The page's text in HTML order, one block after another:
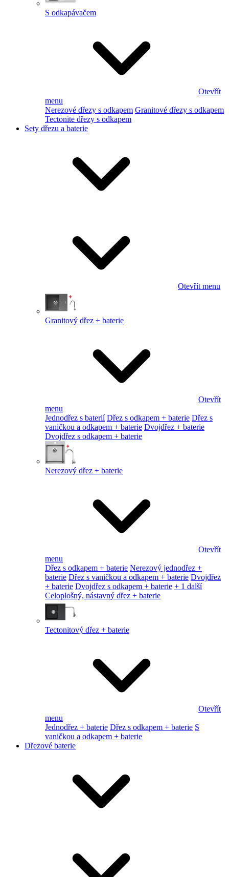
S odkapávačem
Otevřít
menu
Nerezové dřezy s odkapem Granitové dřezy s odkapem
Tectonite dřezy s odkapem
Sety dřezu a baterie
Otevřít menu
Granitový dřez + baterie
Otevřít
menu
Jednodřez s baterií Dřez s odkapem + baterie Dřez s
vaničkou a odkapem + baterie Dvojdřez + baterie
Dvojdřez s odkapem + baterie
Nerezový dřez + baterie
Otevřít
menu
Dřez s odkapem + baterie Nerezový jednodřez +
baterie Dřez s vaničkou a odkapem + baterie Dvojdřez
+ baterie Dvojdřez s odkapem + baterie + 1 další
Celoplošný, nástavný dřez + baterie
Tectonitový dřez + baterie
Otevřít
menu
Jednodřez + baterie Dřez s odkapem + baterie S
vaničkou a odkapem + baterie
Dřezové baterie